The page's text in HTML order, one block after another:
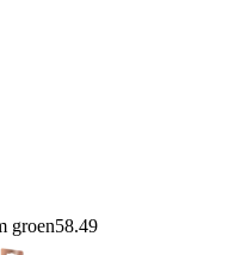
groen58.49